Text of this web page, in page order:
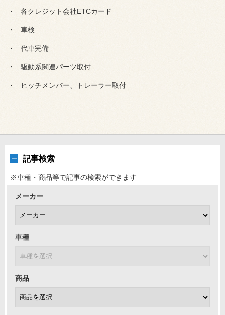
各クレジット会社ETCカード
車検
代車完備
駆動系関連パーツ取付
ヒッチメンバー、トレーラー取付
記事検索
※車種・商品等で記事の検索ができます
メーカー
車種
商品